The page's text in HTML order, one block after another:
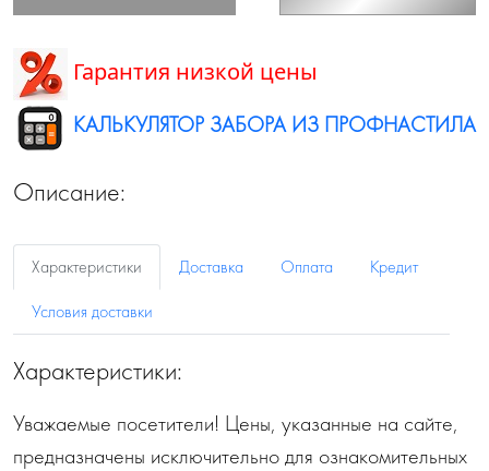
Гарантия низкой цены
КАЛЬКУЛЯТОР ЗАБОРА ИЗ ПРОФНАСТИЛА
Описание:
Характеристики Доставка Оплата
Кредит
Условия доставки
Характеристики:
Уважаемые посетители! Цены, указанные на сайте,
предназначены исключительно для ознакомительных